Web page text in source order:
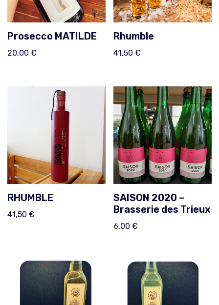
Prosecco MATILDE
20,00 €
Rhumble
41,50€
RHUMBLE
41,50 €
SAISON 2020 –
Brasserie des Trieux
6,00€